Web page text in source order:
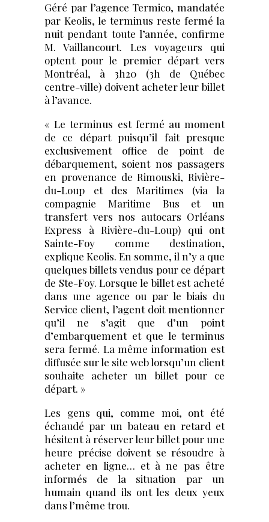
Géré par l’agence Termico, mandatée
par Keolis, le terminus reste fermé la
nuit pendant toute l’année, confirme
M. Vaillancourt. Les voyageurs qui
optent pour le premier départ vers
Montréal, à 3h20 (3h de Québec
centre-ville) doivent acheter leur billet
à l’avance.
« Le terminus est fermé au moment
de ce départ puisqu’il fait presque
exclusivement office de point de
débarquement, soient nos passagers
en provenance de Rimouski, Rivière-
du-Loup et des Maritimes (via la
compagnie Maritime Bus et un
transfert vers nos autocars Orléans
Express à Rivière-du-Loup) qui ont
Sainte-Foy comme destination,
explique Keolis. En somme, il n’y a que
quelques billets vendus pour ce départ
de Ste-Foy. Lorsque le billet est acheté
dans une agence ou par le biais du
Service client, l’agent doit mentionner
qu’il ne s’agit que d’un point
d’embarquement et que le terminus
sera fermé. La même information est
diffusée sur le site web lorsqu’un client
souhaite acheter un billet pour ce
départ. »
Les gens qui, comme moi, ont été
échaudé par un bateau en retard et
hésitent à réserver leur billet pour une
heure précise doivent se résoudre à
acheter en ligne… et à ne pas être
informés de la situation par un
humain quand ils ont les deux yeux
dans l’même trou.